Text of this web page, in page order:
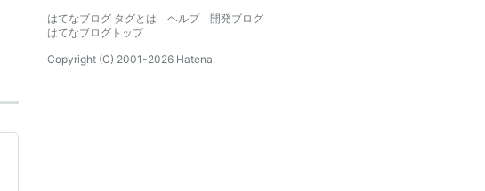
はてなブログ タグとは
ヘルプ
開発ブログ
はてなブログトップ
Copyright (C) 2001-2026 Hatena.